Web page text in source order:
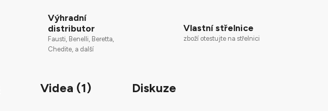
Výhradní
distributor
Fausti, Benelli, Beretta,
Chedite, a další
Vlastní střelnice
zboží otestujte na střelnici
Videa (1) Diskuze